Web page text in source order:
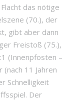
das nötige
(70.), der
gibt aber dann
Freistoß (75.),
(Innenpfosten –
11 Jahren
Schnelligkeit
Der